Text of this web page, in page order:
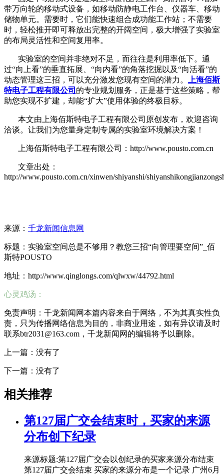
带万向轮的移动式设备，如移动防静电工作台、仪器车、移动
储物单元。需要时，它们能快速组合成功能工作站；不需要
时，轻松推开即可释放出完整的开阔空间，极大增强了实验室
的布局灵活性和空间复用率。
实验室的空间并非绝对不足，而往往是利用率低下。通
过“向上看”的垂直拓展、“向内看”的角落挖掘以及“向活看”的
动态管理这三招，可以充分激发您现有空间的潜力。
上海佰斯
特电子工程有限公司 的专业规划服务，正是基于这些策略，帮
助您实现不扩建，却能“扩大”使用体验的终极目标。
本文由上海佰斯特电子工程有限公司原创发布，欢迎咨询
洽谈。让我们为您量身定制专属的实验室环境解决方案！
上海佰斯特电子工程有限公司：http://www.pousto.com.cn
文章出处：
http://www.pousto.com.cn/xinwen/shiyanshi/
来源： 千龙新闻信息网
标题：实验室空间总是不够用？教您三招“向管理要空间”_佰
斯特POUSTO
地址：http://www.qinglongs.com/qlwxw/44792.html
心灵鸡汤：
免责声明：千龙新闻网本篇内容来自于网络，不为其真实性负
责，只为传播网络信息为目的，非商业用途，如有异议请及时
联系btr2031@163.com，千龙新闻网的编辑将予以删除。
上一篇：没有了
下一篇：没有了
相关推荐
第127届广交会结束时，买家的来源
分布创下纪录
来源标题:第127届广交会以创纪录的买家来源分布结束
第127届广交会结束 买家的来源分布是一个记录 广州6月